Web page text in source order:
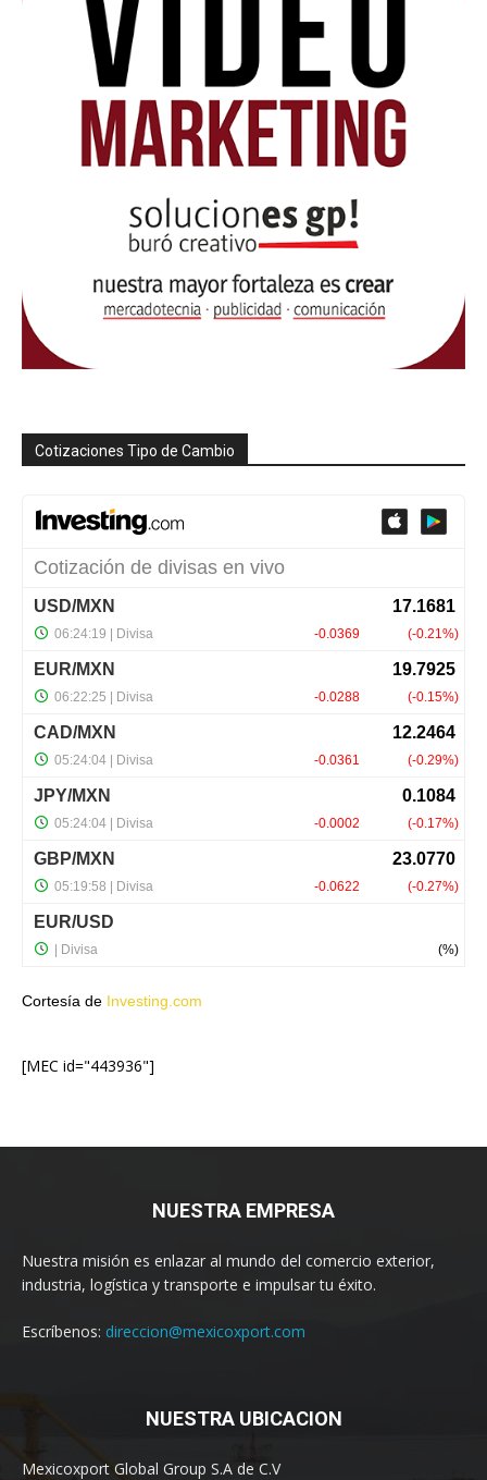
Cotizaciones Tipo de Cambio
Cortesía de Investing.com
[MEC id="443936"]
NUESTRA EMPRESA
Nuestra misión es enlazar al mundo del comercio exterior,
industria, logística y transporte e impulsar tu éxito.
Escríbenos: direccion@mexicoxport.com
NUESTRA UBICACION
Mexicoxport Global Group S.A de C.V